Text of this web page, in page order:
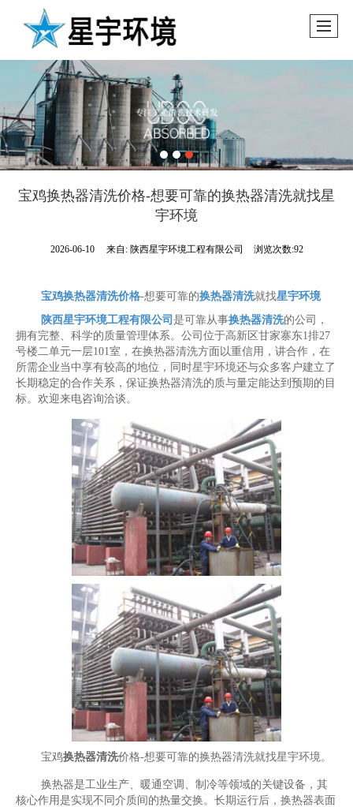
宝鸡换热器清洗价格-想要可靠的换热器清洗就找星
宇环境
2026-06-10 来自: 陕西星宇环境工程有限公司 浏览次数:92
宝鸡换热器清洗价格-想要可靠的换热器清洗就找星宇环境
陕西星宇环境工程有限公司 是可靠从事换热器清洗的公司，
拥有完整、科学的质量管理体系。公司位于高新区甘家寨东1排27
号楼二单元一层101室，在换热器清洗方面以重信用，讲合作，在
所需企业当中享有较高的地位，同时星宇环境还与众多客户建立了
长期稳定的合作关系，保证换热器清洗的质与量定能达到预期的目
标。欢迎来电咨询洽谈。
宝鸡换热器清洗价格-想要可靠的换热器清洗就找星宇环境。
换热器是工业生产、暖通空调、制冷等领域的关键设备，其
核心作用是实现不同介质间的热量交换。长期运行后，换热器表面